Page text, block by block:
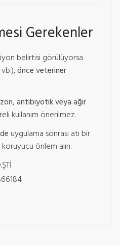
Gerekenler
belirtisi görülüyorsa
önce veteriner
antibiyotik veya ağır
kullanım önerilmez.
uygulama sonrası atı bir
önlem alın.